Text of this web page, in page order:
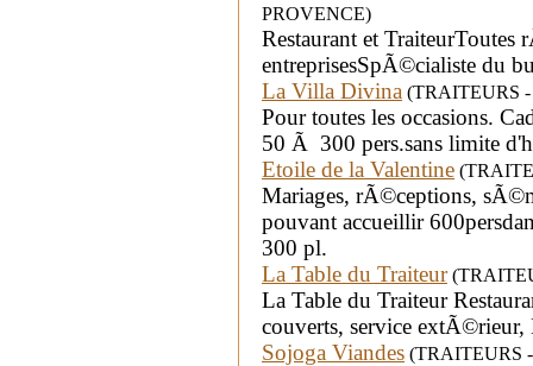
PROVENCE)
Restaurant et TraiteurToutes
entreprisesSpÃ©cialiste du
La Villa Divina (TRAITEURS -
Pour toutes les occasions.
50 Ã 300 pers.sans limite
Etoile de la Valentine
Mariages, rÃ©ceptions,
pouvant accueillir
300 pl.
La Table du Traiteur
La Table du Traiteur
couverts, service extÃ©rieur,
Sojoga Viandes (TRAITEURS -